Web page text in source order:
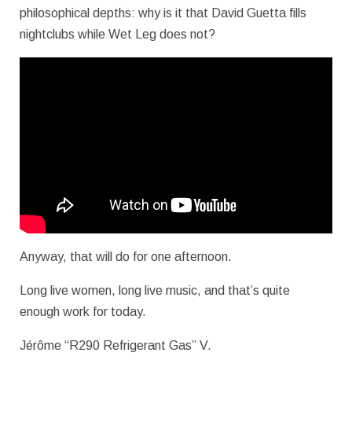
philosophical depths: why is it that David Guetta fills
nightclubs while Wet Leg does not?
Anyway, that will do for one afternoon.
Long live women, long live music, and that’s quite
enough work for today.
Jérôme “R290 Refrigerant Gas” V.